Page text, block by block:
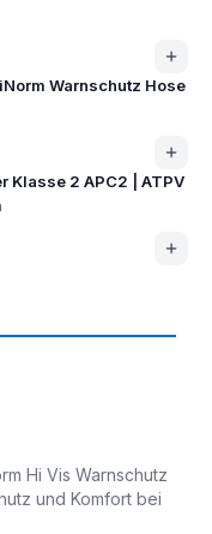
Hi Vis Warnschutz
und Komfort bei
Warnschutz Hose
Klasse 2 APC2 | ATPV